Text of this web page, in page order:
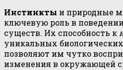
Инстинкты и природные
ключевую роль в
существ. Их способность к
уникальных
позволяют им чутко
изменения в окружающей